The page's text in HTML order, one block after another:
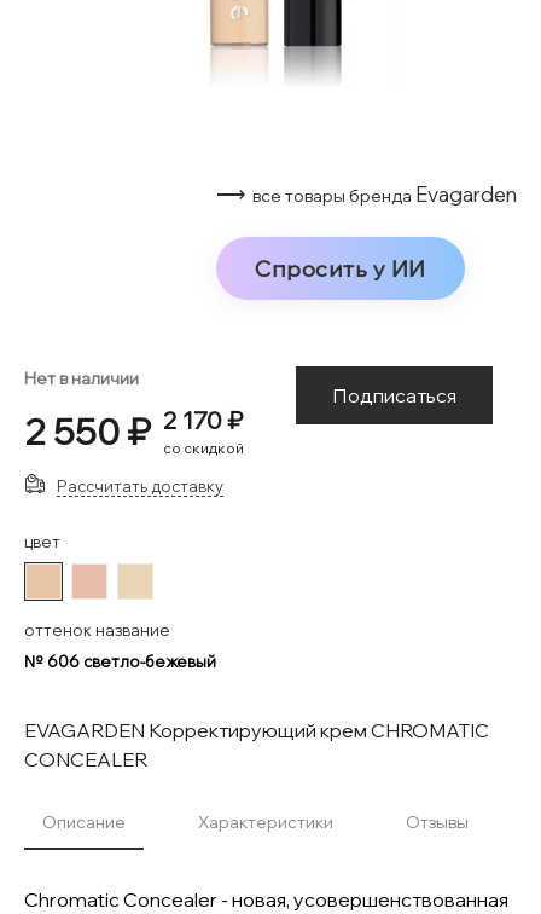
⟶ все товары бренда Evagarden
Спросить у ИИ
Нет в наличии
2 550 ₽ 2 170 ₽
со скидкой
Подписаться
Рассчитать доставку
цвет
оттенок название
№ 606 светло-бежевый
EVAGARDEN Корректирующий крем CHROMATIC
CONCEALER
Описание Характеристики Отзывы
Chromatic Concealer - новая, усовершенствованная